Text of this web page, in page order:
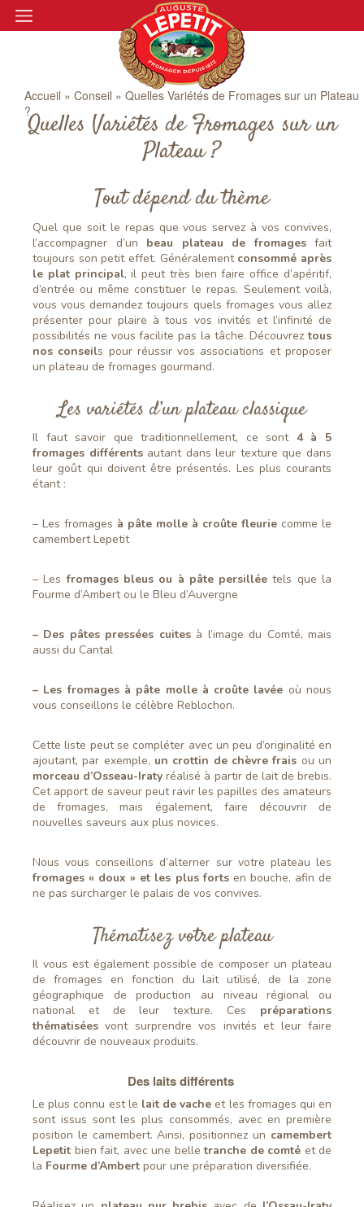
Accueil » Conseil » Quelles Variétés de Fromages sur un Plateau
?Quelles Variétés de Fromages sur un
Plateau ?
Tout dépend du thème
Quel que soit le repas que vous servez à vos convives,
l’accompagner d’un beau plateau de fromagesfait
toujours son petit effet. Généralement consommé après
le plat principal, il peut très bien faire office d’apéritif,
d’entrée ou même constituer le repas. Seulement voilà,
vous vous demandez toujours quels fromages vous allez
présenter pour plaire à tous vos invités et l’infinité de
possibilités ne vous facilite pas la tâche. Découvreztous
nos conseils pour réussir vos associations et proposer
un plateau de fromages gourmand.
Les variétés d’un plateau classique
Il faut savoir que traditionnellement, ce sont 4 à
5
fromages différentsautant dans leur texture que dans
leur goût qui doivent être présentés. Les plus courants
étant :
– Les fromages à pâte molle à croûte fleurie comme le
camembert Lepetit
– Lesfromages bleus ou à pâte persillée tels que la
Fourme d’Ambert ou le Bleu d’Auvergne
– Des pâtes pressées cuitesà l’image du Comté, mais
aussi du Cantal
– Les fromages à pâte molle à croûte lavée où nous
vous conseillons le célèbre Reblochon.
Cette liste peut se compléter avec un peu d’originalité en
ajoutant, par exemple, un crottin de chèvre frais ou un
morceau d’Osseau-Iraty réalisé à partir de lait de brebis.
Cet apport de saveur peut ravir les papilles des amateurs
de fromages, mais également, faire découvrir de
nouvelles saveurs aux plus novices.
Nous vous conseillons d’alterner sur votre plateau les
fromages « doux » et les plus fortsen bouche, afin de
ne pas surcharger le palais de vos convives.
Thématisez votre plateau
Il vous est également possible de composer un plateau
de fromages en fonction du lait utilisé, de la zone
géographique de production au niveau régional ou
national et de leur texture. Ces préparations
thématisées vont surprendre vos invités et leur faire
découvrir de nouveaux produits.
Des laits différents
Le plus connu est le lait de vache et les fromages qui en
sont issus sont les plus consommés, avec en première
position le camembert. Ainsi, positionnez un camembert
Lepetit bien fait, avec une belletranche de comté et de
la Fourme d’Ambert pour une préparation diversifiée.